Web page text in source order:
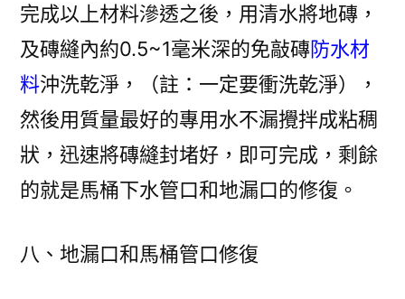
完成以上材料滲透之後，用清水將地磚，
及磚縫內約0.5~1毫米深的免敲磚防水材
料沖洗乾淨，（註：一定要衝洗乾淨），
然後用質量最好的專用水不漏攪拌成粘稠
狀，迅速將磚縫封堵好，即可完成，剩餘
的就是馬桶下水管口和地漏口的修復。
八、地漏口和馬桶管口修復